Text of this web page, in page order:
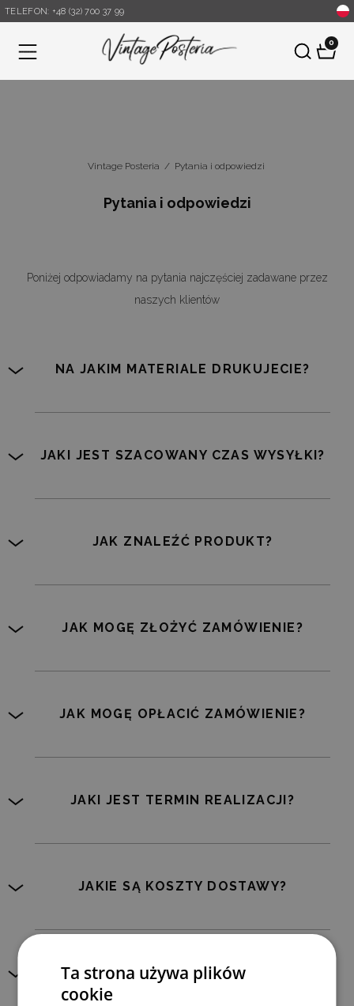
TELEFON: +48 (32) 700 37 99
Menu
0
Vintage Posteria / Pytania i odpowiedzi
Pytania i odpowiedzi
Poniżej odpowiadamy na pytania najczęściej zadawane przez
naszych klientów
NA JAKIM MATERIALE DRUKUJECIE?
JAKI JEST SZACOWANY CZAS WYSYŁKI?
JAK ZNALEŹĆ PRODUKT?
JAK MOGĘ ZŁOŻYĆ ZAMÓWIENIE?
JAK MOGĘ OPŁACIĆ ZAMÓWIENIE?
JAKI JEST TERMIN REALIZACJI?
JAKIE SĄ KOSZTY DOSTAWY?
CZY WYSYŁACIE PLAKATY ZA GRANICĘ?
Ta strona używa plików
cookie